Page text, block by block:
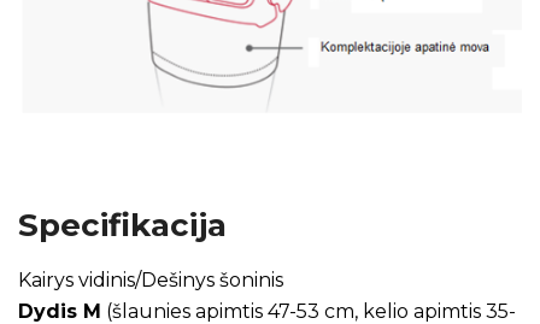
Specifikacija
Kairys vidinis/Dešinys šoninis
Dydis M (šlaunies apimtis 47-53 cm, kelio apimtis 35-